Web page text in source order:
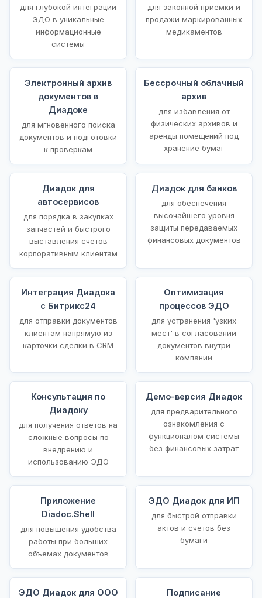
для глубокой интеграции
ЭДО в уникальные
информационные
системы
для законной приемки и
продажи маркированных
медикаментов
Электронный архив
документов в
Диадоке
для мгновенного поиска
документов и подготовки
к проверкам
Бессрочный облачный
архив
для избавления от
физических архивов и
аренды помещений под
хранение бумаг
Диадок для
автосервисов
для порядка в закупках
запчастей и быстрого
выставления счетов
корпоративным клиентам
Диадок для банков
для обеспечения
высочайшего уровня
защиты передаваемых
финансовых документов
Интеграция Диадока
с Битрикс24
для отправки документов
клиентам напрямую из
карточки сделки в CRM
Оптимизация
процессов ЭДО
для устранения 'узких
мест' в согласовании
документов внутри
компании
Консультация по
Диадоку
для получения ответов на
сложные вопросы по
внедрению и
использованию ЭДО
Демо-версия Диадок
для предварительного
ознакомления с
функционалом системы
без финансовых затрат
Приложение
Diadoc.Shell
для повышения удобства
работы при больших
объемах документов
ЭДО Диадок для ИП
для быстрой отправки
актов и счетов без
бумаги
ЭДО Диадок для ООО
Подписание